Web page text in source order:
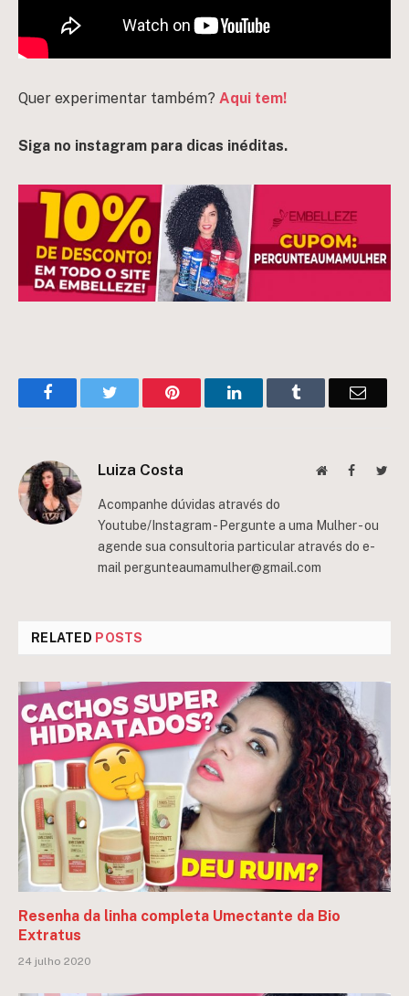
Quer experimentar também? Aqui tem!
Siga no instagram para dicas inéditas.
FacebookTwitter Pinterest LinkedInTumblr Email
Luiza Costa WebsiteFacebook
Acompanhe dúvidas através do
Youtube/Instagram - Pergunte a uma Mulher - ou
agende sua consultoria particular através do e-
mailpergunteaumamulher@gmail.com
RELATED POSTS
Resenha da linha completa Umectante da Bio
Extratus
24 julho 2020